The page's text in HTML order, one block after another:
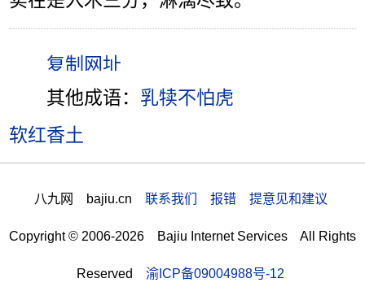
其他成语： 乳犊不怕虎
软红香土
八九网 bajiu.cn 联系我们 报错 提意见和建议
Copyright © 2006-2026 Bajiu Internet Services All Rights
Reserved 渝ICP备09004988号-12